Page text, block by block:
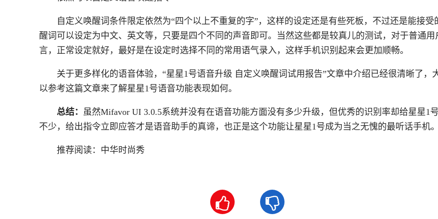
自定义唤醒词条件限定依然为“四个以上不重复的字”，这样的设定还是有些死板，不过还是能接受
醒词可以设定为中文、英文等，只要是四个不同的声音即可。当然这些都是较真儿的测试，对于普通用
言，正常设定就好，最好是在设定时选择不同的常用语气录入，这样手机识别起来会更加顺畅。
关于更多样化的语音体验，“星星1号语音升级 自定义唤醒词试用报告”文章中介绍已经很清晰了，
以参考这篇文章来了解星星1号语音功能表现如何。
总结： 虽然Mifavor UI 3.0.5系统并没有在语音功能方面没有多少升级，但优秀的识别率却给星星1
不少，给出指令立即应答才是语音助手的真谛，也正是这个功能让星星1号成为当之无愧的最听话手机。
推荐阅读： 中华时尚秀
 